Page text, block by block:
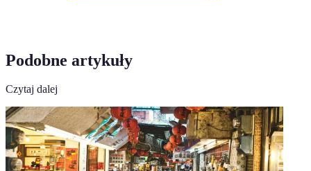
Podobne artykuły
Czytaj dalej